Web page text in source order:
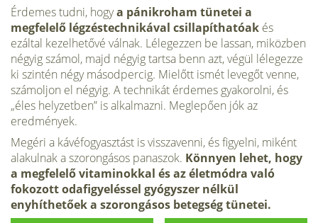
Érdemes tudni, hogya pánikroham tünetei a
megfelelő légzéstechnikával csillapíthatóak és
ezáltal kezelhetővé válnak. Lélegezzen be lassan, miközben
négyig számol, majd négyig tartsa benn azt, végül lélegezze
ki szintén négy másodpercig. Mielőtt ismét levegőt venne,
számoljon el négyig. A technikát érdemes gyakorolni, és
„éles helyzetben” is alkalmazni. Meglepően jók az
eredmények.
Megéri a kávéfogyasztást is visszavenni, és figyelni, miként
alakulnak a szorongásos panaszok. Könnyen lehet, hogy
a megfelelő vitaminokkal és az életmódra való
fokozott odafigyeléssel gyógyszer nélkül
enyhíthetőek a szorongásos betegség tünetei.